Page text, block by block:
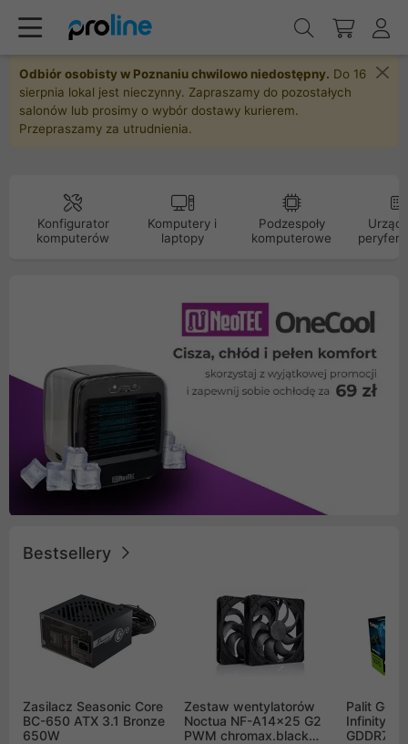
Odbiór osobisty w Poznaniu chwilowo niedostępny. Do 16
sierpnia lokal jest nieczynny. Zapraszamy do pozostałych
salonów lub prosimy o wybór dostawy kurierem.
Przepraszamy za utrudnienia.
Konfigurator
komputerów
Komputery i
laptopy
Podzespoły
komputerowe
Bestsellery
Zasilacz Seasonic Core
BC-650 ATX 3.1 Bronze
650W
Zestaw wentylatorów
Noctua NF-A14x25 G2
PWM chromax.black
Palit
Infinity 3
GDDR7